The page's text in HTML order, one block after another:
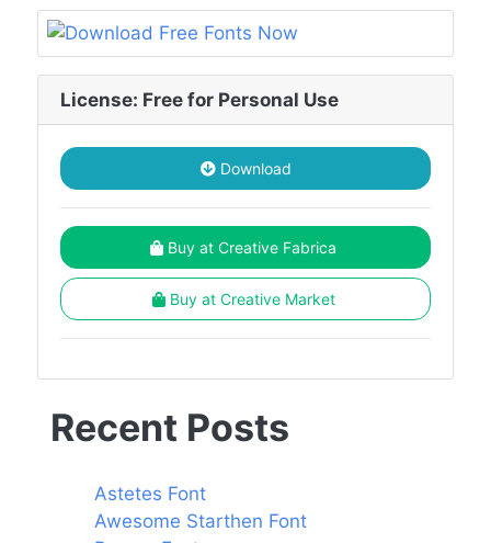
License: Free for Personal Use
Download
Buy at Creative Fabrica
Buy at Creative Market
Recent Posts
Astetes Font
Awesome Starthen Font